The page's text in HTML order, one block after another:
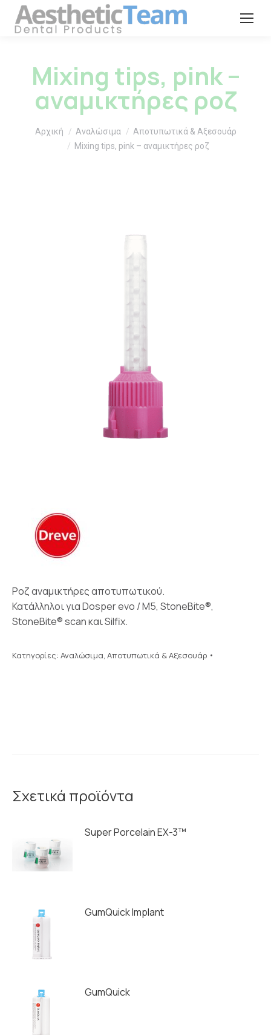
Mixing tips, pink –
αναμικτήρες ροζ
You are here:
Αρχική Αναλώσιμα
Αποτυπωτικά & Αξεσουάρ
Mixing tips, pink – αναμικτήρες ροζ
Ροζ αναμικτήρες αποτυπωτικού.
Κατάλληλοι για Dosper evo / M5, StoneBite®,
StoneBite® scan και Silfix.
Κατηγορίες: Αναλώσιμα, Αποτυπωτικά & Αξεσουάρ
Σχετικά προϊόντα
Super Porcelain EX-3™
GumQuick Implant
GumQuick